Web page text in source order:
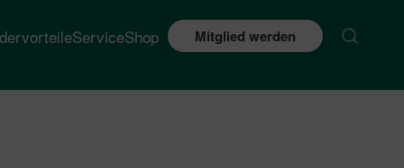
ServiceShop Mitglied werden